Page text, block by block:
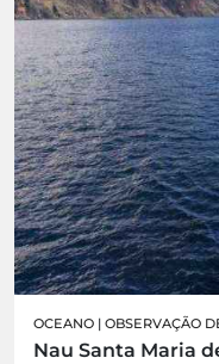
OCEANO | OBSERVAÇÃO
Nau Santa Maria